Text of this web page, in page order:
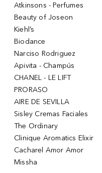
Atkinsons - Perfumes
Beauty of Joseon
Kiehl’s
Biodance
Narciso Rodriguez
Apivita - Champús
CHANEL - LE LIFT
PRORASO
AIRE DE SEVILLA
Sisley Cremas Faciales
The Ordinary
Clinique Aromatics Elixir
Cacharel Amor Amor
Missha